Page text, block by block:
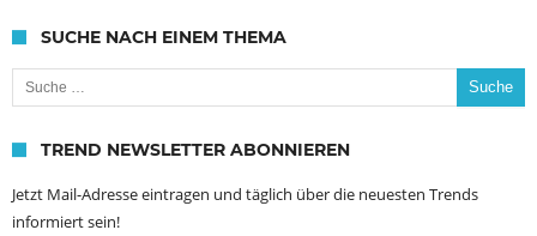
SUCHE NACH EINEM THEMA
Suche nach:
TREND NEWSLETTER ABONNIEREN
Jetzt Mail-Adresse eintragen und täglich über die neuesten Trends
informiert sein!